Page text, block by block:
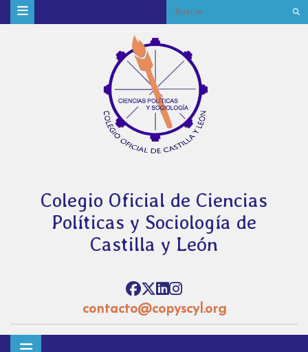
Colegio Oficial de Ciencias
Políticas y Sociología de
Castilla y León
contacto@copyscyl.org